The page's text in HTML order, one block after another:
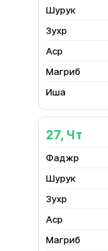
27, Чт